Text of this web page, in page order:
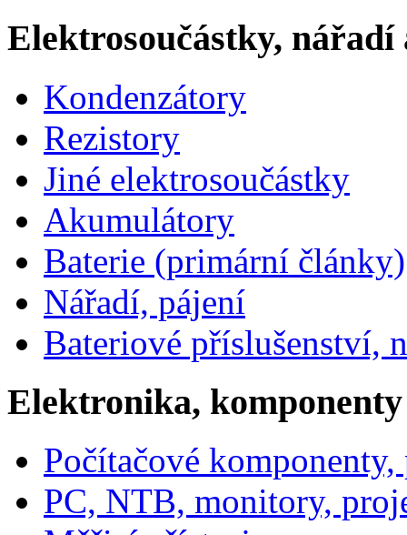
Elektrosoučástky, nářadí
Kondenzátory
Rezistory
Jiné elektrosoučástky
Akumulátory
Baterie (primární články)
Nářadí, pájení
Bateriové příslušenství,
Elektronika, komponenty
Počítačové
PC, NTB, monitory,